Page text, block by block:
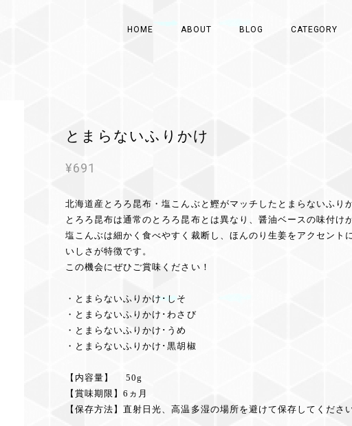
HOME ABOUT BLOG CATEGORY
とまらないふりかけ
¥691
北海道産とろろ昆布・塩こんぶと鰹がマッチしたとまらないふり
とろろ昆布は通常のとろろ昆布とは異なり、醤油ベースの味付け
塩こんぶは細かく食べやすく裁断し、ほんのり生姜をアクセント
いしさが特徴です。
この機会にぜひご賞味ください！
・とまらないふりかけ･しそ
・とまらないふりかけ･わさび
・とまらないふりかけ･うめ
・とまらないふりかけ･黒胡椒
【内容量】 50g
【賞味期限】6ヵ月
【保存方法】直射日光、高温多湿の場所を避けて保存してください